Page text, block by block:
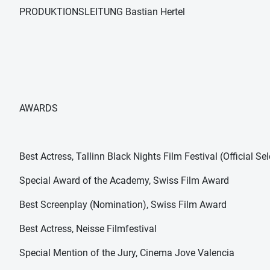
PRODUKTIONSLEITUNG Bastian Hertel
AWARDS
Best Actress, Tallinn Black Nights Film Festival (Official
Special Award of the Academy, Swiss Film Award
Best Screenplay (Nomination), Swiss Film Award
Best Actress, Neisse Filmfestival
Special Mention of the Jury, Cinema Jove Valencia